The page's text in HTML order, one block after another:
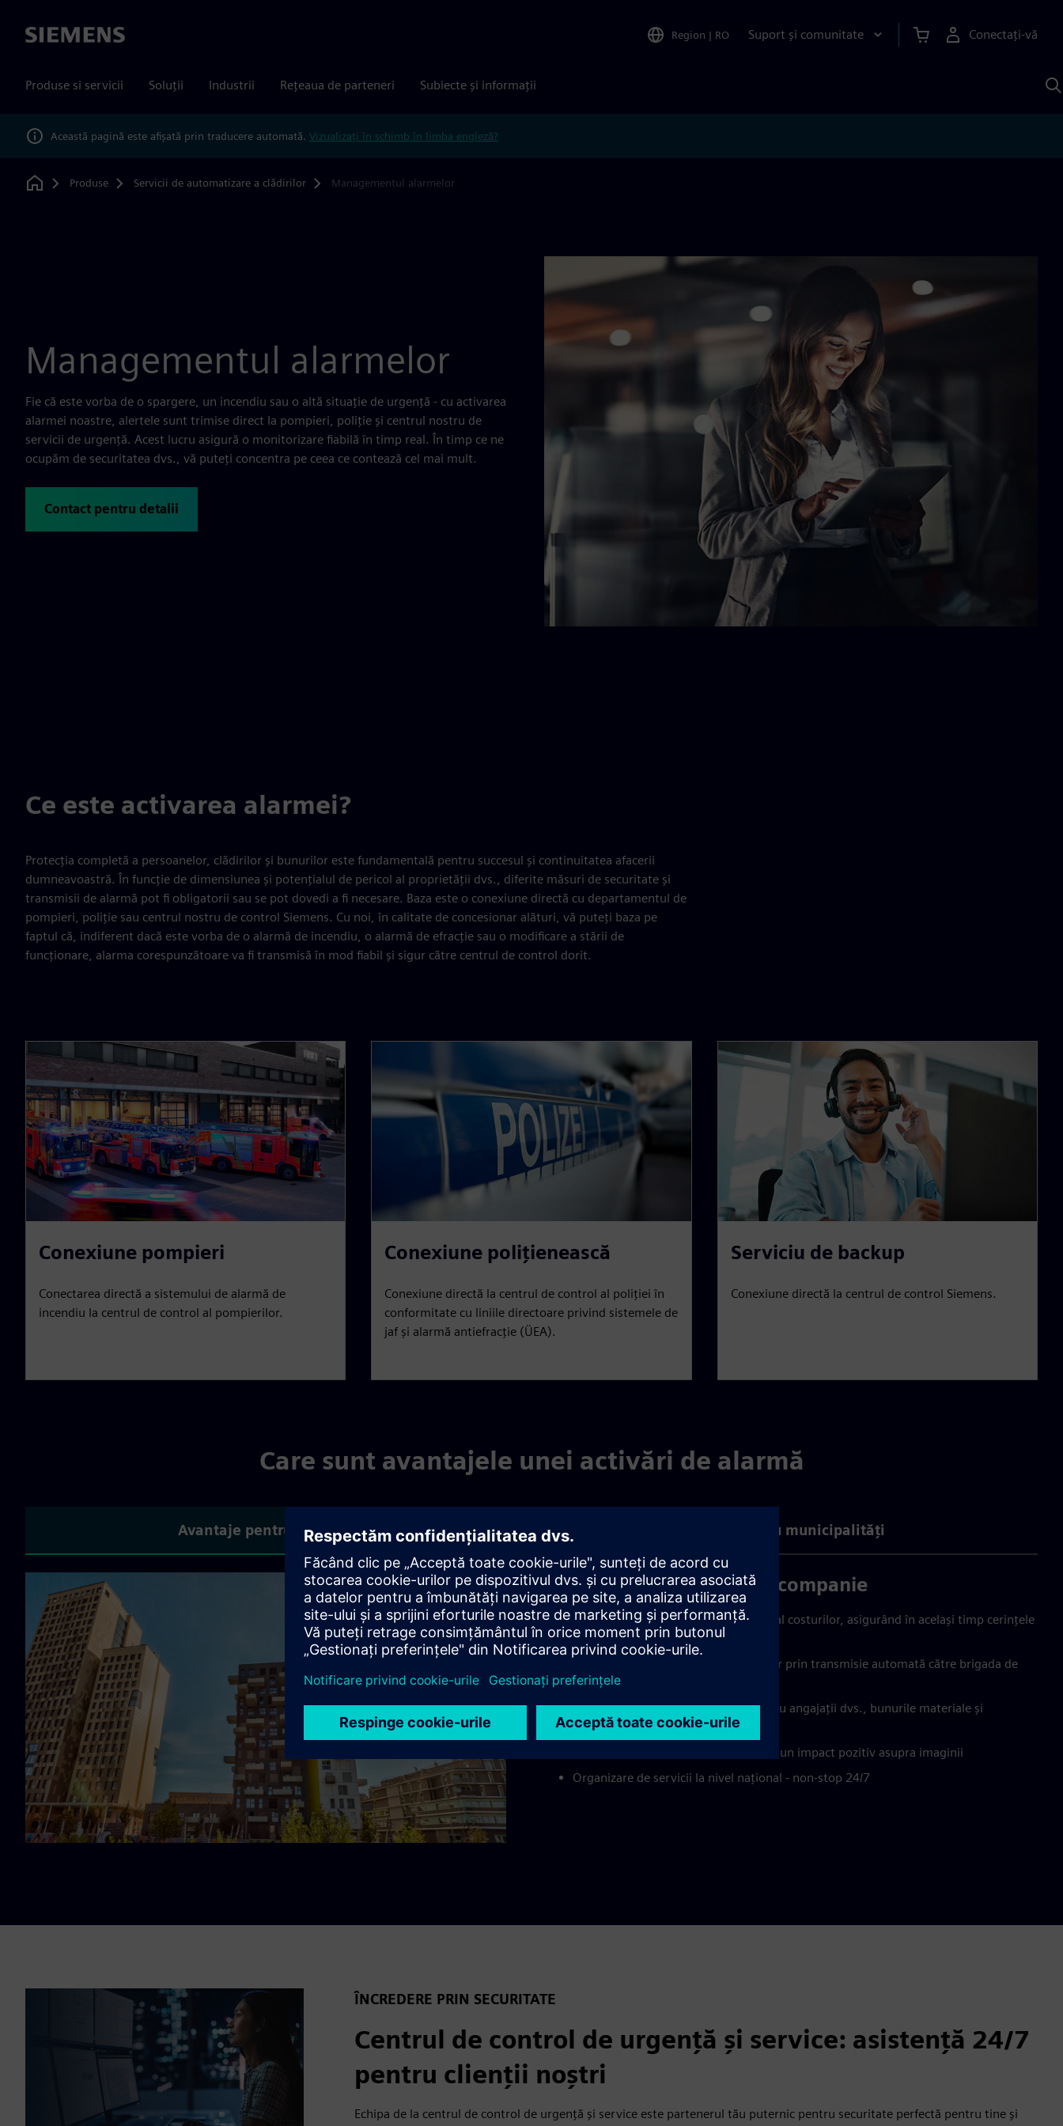
Siemens Region | RO Suport și comunitate Conectați-vă
Produse si servicii Soluții Industrii Rețeaua de parteneri Subiecte și informații
Această pagină este afișată prin traducere automată. Vizualizați în schimb în limba engleză?
Home
Produse Servicii de automatizare a clădirilor Managementul alarmelor
Managementul alarmelor
Fie că este vorba de o spargere, un incendiu sau o altă situație de urgență - cu activarea
alarmei noastre, alertele sunt trimise direct la pompieri, poliție și centrul nostru de
servicii de urgență. Acest lucru asigură o monitorizare fiabilă în timp real. În timp ce ne
ocupăm de securitatea dvs., vă puteți concentra pe ceea ce contează cel mai mult.
Contact pentru detalii
Ce este activarea alarmei?
Protecția completă a persoanelor, clădirilor și bunurilor este fundamentală pentru succesul și continuitatea afacerii
dumneavoastră. În funcție de dimensiunea și potențialul de pericol al proprietății dvs., diferite măsuri de securitate și
transmisii de alarmă pot fi obligatorii sau se pot dovedi a fi necesare. Baza este o conexiune directă cu departamentul de
pompieri, poliție sau centrul nostru de control Siemens. Cu noi, în calitate de concesionar alături, vă puteți baza pe
faptul că, indiferent dacă este vorba de o alarmă de incendiu, o alarmă de efracție sau o modificare a stării de
funcționare, alarma corespunzătoare va fi transmisă în mod fiabil și sigur către centrul de control dorit.
Conexiune pompieri
Conectarea directă a sistemului de alarmă de
incendiu la centrul de control al pompierilor.
Conexiune polițienească
Conexiune directă la centrul de control al poliției în
conformitate cu liniile directoare privind sistemele de
jaf și alarmă antiefracție (ÜEA).
Serviciu de backup
Conexiune directă la centrul de control Siemens.
Care sunt avantajele unei activări de alarmă
Avantaje pentru companii Avantaje pentru municipalități
Avantaje pentru tine ca companie
Soluție eficientă din punct de vedere al costurilor, asigurând în același timp cerințele
și orientările necesare
Acțiune imediată și limitarea daunelor prin transmisie automată către brigada de
pompieri/poliție
Cea mai bună protecție posibilă pentru angajații dvs., bunurile materiale și
compania
Un sentiment de responsabilitate are un impact pozitiv asupra imaginii
Organizare de servicii la nivel național - non-stop 24/7
ÎNCREDERE PRIN SECURITATE
Centrul de control de urgență și service: asistență 24/7
pentru clienții noștri
Echipa de la centrul de control de urgență și service este partenerul tău puternic pentru securitate perfectă pentru tine și